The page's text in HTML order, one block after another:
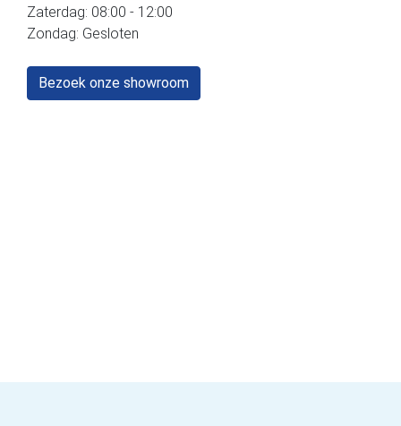
Zaterdag: 08:00 - 12:00
Zondag: Gesloten
Bezoek onze showroom